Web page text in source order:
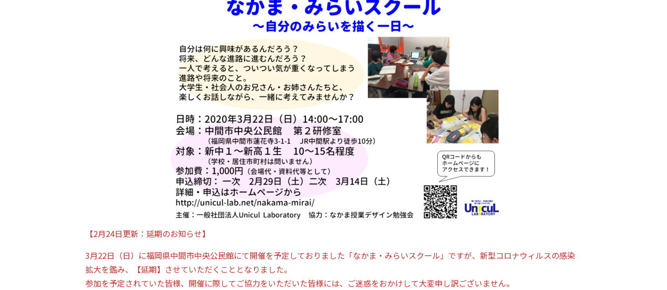
【2月24日更新：延期のお知らせ】
3月22日（日）に福岡県中間市中央公民館にて開催を予定しておりました「なかま・みらいスクール」ですが、新型コロナウィルスの感染
拡大を鑑み、【延期】させていただくこととなりました。
参加を予定されていた皆様、開催に際してご協力をいただいた皆様には、ご迷惑をおかけして大変申し訳ございません。